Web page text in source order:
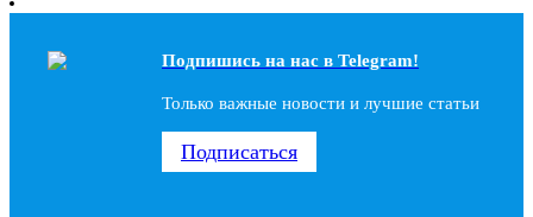
Подпишись на наc в Telegram!
Только важные новости и лучшие статьи
Подписаться